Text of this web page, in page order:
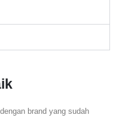
brand yang sudah